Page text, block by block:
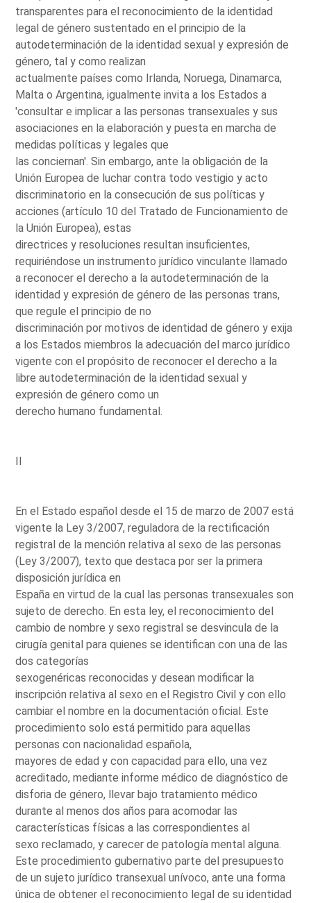
transparentes para el reconocimiento de la identidad
legal de género sustentado en el principio de la
autodeterminación de la identidad sexual y expresión de
género, tal y como realizan
actualmente países como Irlanda, Noruega, Dinamarca,
Malta o Argentina, igualmente invita a los Estados a
'consultar e implicar a las personas transexuales y sus
asociaciones en la elaboración y puesta en marcha de
medidas políticas y legales que
las conciernan'. Sin embargo, ante la obligación de la
Unión Europea de luchar contra todo vestigio y acto
discriminatorio en la consecución de sus políticas y
acciones (artículo 10 del Tratado de Funcionamiento de
la Unión Europea), estas
directrices y resoluciones resultan insuficientes,
requiriéndose un instrumento jurídico vinculante llamado
a reconocer el derecho a la autodeterminación de la
identidad y expresión de género de las personas trans,
que regule el principio de no
discriminación por motivos de identidad de género y exija
a los Estados miembros la adecuación del marco jurídico
vigente con el propósito de reconocer el derecho a la
libre autodeterminación de la identidad sexual y
expresión de género como un
derecho humano fundamental.
II
En el Estado español desde el 15 de marzo de 2007 está
vigente la Ley 3/2007, reguladora de la rectificación
registral de la mención relativa al sexo de las personas
(Ley 3/2007), texto que destaca por ser la primera
disposición jurídica en
España en virtud de la cual las personas transexuales son
sujeto de derecho. En esta ley, el reconocimiento del
cambio de nombre y sexo registral se desvincula de la
cirugía genital para quienes se identifican con una de las
dos categorías
sexogenéricas reconocidas y desean modificar la
inscripción relativa al sexo en el Registro Civil y con ello
cambiar el nombre en la documentación oficial. Este
procedimiento solo está permitido para aquellas
personas con nacionalidad española,
mayores de edad y con capacidad para ello, una vez
acreditado, mediante informe médico de diagnóstico de
disforia de género, llevar bajo tratamiento médico
durante al menos dos años para acomodar las
características físicas a las correspondientes al
sexo reclamado, y carecer de patología mental alguna.
Este procedimiento gubernativo parte del presupuesto
de un sujeto jurídico transexual unívoco, ante una forma
única de obtener el reconocimiento legal de su identidad